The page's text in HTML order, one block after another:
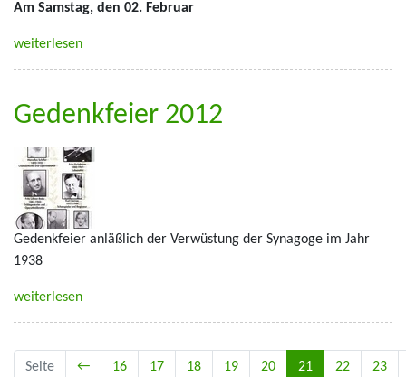
Am Samstag, den 02. Februar
weiterlesen
Gedenkfeier 2012
Gedenkfeier anläßlich der Verwüstung der Synagoge im Jahr
1938
weiterlesen
Seite
← 16 17 18 19 20 21 22 23